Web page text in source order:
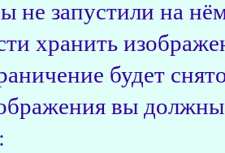
не запустили на
хранить
будет
вы